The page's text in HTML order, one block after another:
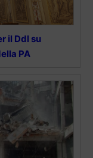
il Ddl su
PA